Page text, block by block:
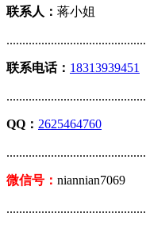
联系人： 蒋小姐
联系电话： 18313939451
QQ： 2625464760
微信号： niannian7069